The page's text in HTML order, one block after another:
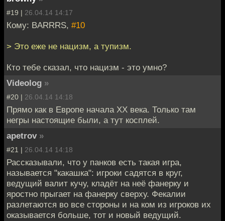
#19 | 26.04.14 14:17
Кому: BARRRS, #10
> Это еже не нацизм, а тупизм.
Кто тебе сказал, что нацизм - это умно?
Videolog »
#20 | 26.04.14 14:18
Прямо как в Европе начала ХХ века. Только там
негры настоящие были, а тут косплей.
apetrov »
#21 | 26.04.14 14:18
Рассказывали, что у панков есть такая игра,
называется "какашка": игроки садятся в круг,
ведущий валит кучу, кладёт на неё фанерку и
яростно прыгает на фанерку сверху. Фекалии
разлетаются во все стороны и на ком из игроков их
оказывается больше, тот и новый ведущий.